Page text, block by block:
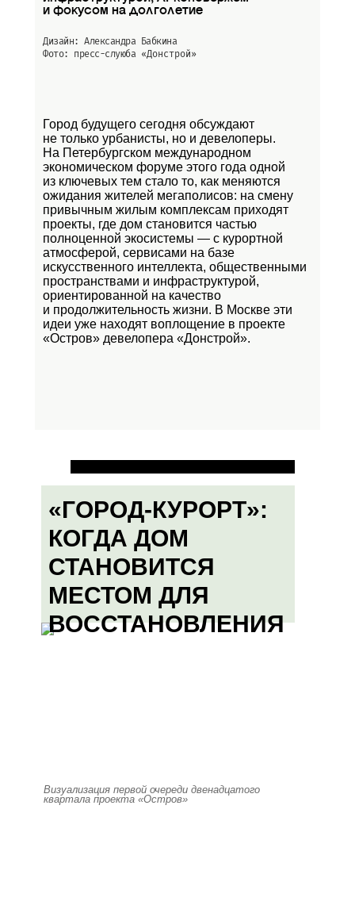
и фокусом на долголетие
Дизайн: Александра Бабкина
Фото: пресс-слуюба «Донстрой»
Город будущего сегодня обсуждают
не только урбанисты, но и девелоперы.
На Петербургском международном
экономическом форуме этого года одной
из ключевых тем стало то, как меняются
ожидания жителей мегаполисов: на смену
привычным жилым комплексам приходят
проекты, где дом становится частью
полноценной экосистемы — с курортной
атмосферой, сервисами на базе
искусственного интеллекта, общественными
пространствами и инфраструктурой,
ориентированной на качество
и продолжительность жизни. В Москве эти
идеи уже находят воплощение в проекте
«Остров» девелопера «Донстрой».
«ГОРОД-КУРОРТ»:
КОГДА ДОМ
СТАНОВИТСЯ
МЕСТОМ ДЛЯ
ВОССТАНОВЛЕНИЯ
Визуализация первой очереди двенадцатого
квартала проекта «Остров»